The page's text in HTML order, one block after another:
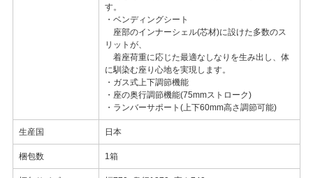
す。
・ベンディングシート
座部のインナーシェル(芯材)に設けた多数のス
リットが、
着座荷重に応じた最適なしなりを生み出し、体
に馴染む座り心地を実現します。
・ガス式上下調節機能
・座の奥行調節機能(75mmストローク)
・ランバーサポート(上下60mm高さ調節可能)
生産国 日本
梱包数 1箱